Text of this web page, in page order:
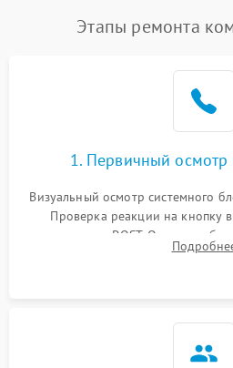
Этапы ремонта
1. Первичный осмотр
Визуальный осмотр системного
Проверка реакции на кнопку
сигналов POST. Оценка
локализации базовых